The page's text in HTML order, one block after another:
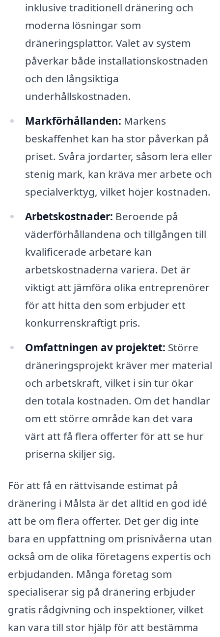
inklusive traditionell dränering och
moderna lösningar som
dräneringsplattor. Valet av system
påverkar både installationskostnaden
och den långsiktiga
underhållskostnaden.
Markförhållanden: Markens
beskaffenhet kan ha stor påverkan på
priset. Svåra jordarter, såsom lera eller
stenig mark, kan kräva mer arbete och
specialverktyg, vilket höjer kostnaden.
Arbetskostnader: Beroende på
väderförhållandena och tillgången till
kvalificerade arbetare kan
arbetskostnaderna variera. Det är
viktigt att jämföra olika entreprenörer
för att hitta den som erbjuder ett
konkurrenskraftigt pris.
Omfattningen av projektet: Större
dräneringsprojekt kräver mer material
och arbetskraft, vilket i sin tur ökar
den totala kostnaden. Om det handlar
om ett större område kan det vara
värt att få flera offerter för att se hur
priserna skiljer sig.
För att få en rättvisande estimat på
dränering i Målsta är det alltid en god idé
att be om flera offerter. Det ger dig inte
bara en uppfattning om prisnivåerna utan
också om de olika företagens expertis och
erbjudanden. Många företag som
specialiserar sig på dränering erbjuder
gratis rådgivning och inspektioner, vilket
kan vara till stor hjälp för att bestämma